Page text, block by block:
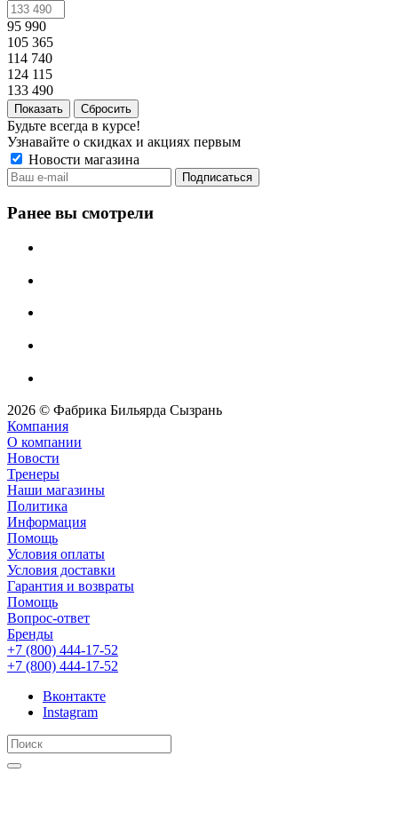
95 990
105 365
114 740
124 115
133 490
Сбросить
Будьте всегда в курсе!
Узнавайте о скидках и акциях первым
Новости магазина
Ранее вы смотрели
2026 © Фабрика Бильярда Сызрань
Компания
О компании
Новости
Тренеры
Наши магазины
Политика
Информация
Помощь
Условия оплаты
Условия доставки
Гарантия и возвраты
Помощь
Вопрос-ответ
Бренды
+7 (800) 444-17-52
+7 (800) 444-17-52
Вконтакте
Instagram